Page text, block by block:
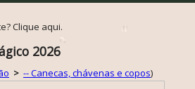
Clique aqui.
2026
> -- Canecas, chávenas e copos)